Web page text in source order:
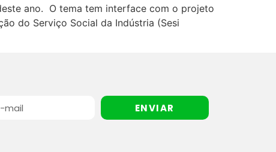
ano. O tema tem interface com o projeto
do Serviço Social da Indústria (Sesi
ENVIAR